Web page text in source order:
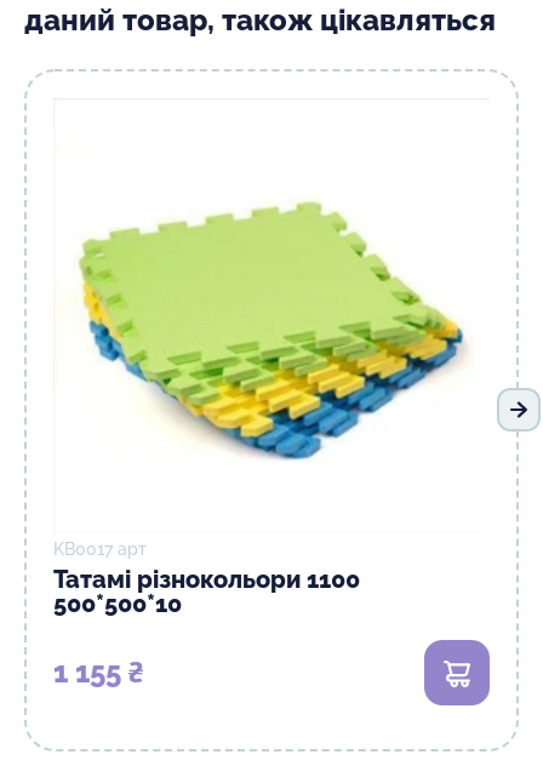
даний товар, також цікавляться
KB0017 арт
Татамi різнокольори 1100
500*500*10
1 155 ₴ В кошик